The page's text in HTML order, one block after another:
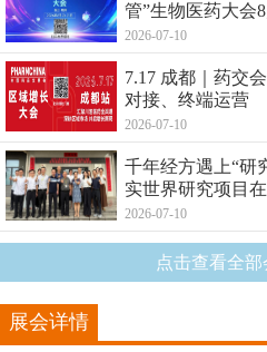
管”生物医药大会8
2026-07-10
7.17 成都｜药交
对接、终端运营
2026-07-10
千年经方遇上“
实世界研究项目
2026-07-10
点击查看全
展会详情